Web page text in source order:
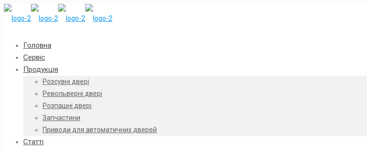
Головна
Сервіс
Продукція
Розсувні двері
Револьверні двері
Розпашні двері
Запчастини
Приводи для автоматичних дверей
Статті